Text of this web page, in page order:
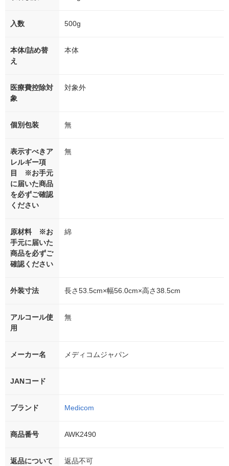
入数 500g
本体/詰め替
え
本体
医療費控除対
象
対象外
個別包装 無
表示すべきア
レルギー項
目 ※お手元
に届いた商品
を必ずご確認
ください
無
原材料 ※お
手元に届いた
商品を必ずご
確認ください
綿
外装寸法 長さ53.5cm×幅56.0cm×高さ38.5cm
アルコール使
用
無
メーカー名 メディコムジャパン
JANコード
ブランド Medicom
商品番号 AWK2490
返品について
返品不可